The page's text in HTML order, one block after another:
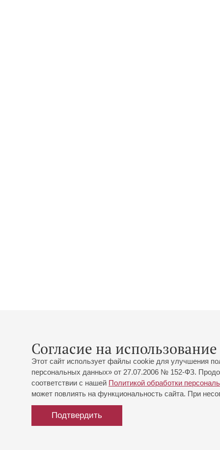
Согласие на
Этот сайт использует файлы cookie для улучшения
персональных данных» от 27.07.2006 № 152-ФЗ.
соответствии с нашей Политикой обработки
может повлиять на функциональность сайта. При
Подтвердить